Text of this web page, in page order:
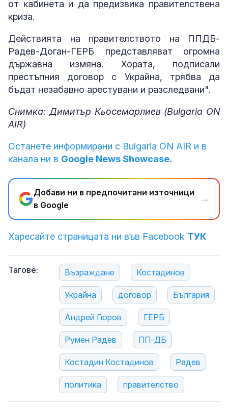
от кабинета и да предизвика правителствена
криза.
Действията на правителството на ППДБ-
Радев-Доган-ГЕРБ представляват огромна
държавна измяна. Хората, подписали
престъпния договор с Украйна, трябва да
бъдат незабавно арестувани и разследвани".
Снимка: Димитър Кьосемарлиев (Bulgaria ON
AIR)
Останете информирани с Bulgaria ON AIR и в
канала ни в Google News Showcase.
Добави ни в предпочитани източници
в Google
→
Харесайте страницата ни във Facebook ТУК
Тагове: Възраждане Костадинов
Украйна договор България
Андрей Гюров ГЕРБ
Румен Радев ПП-ДБ
Костадин Костадинов Радев
политика правителство